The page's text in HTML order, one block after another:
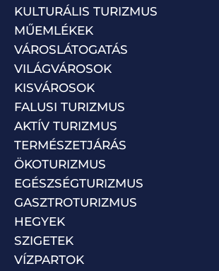
KULTURÁLIS TURIZMUS
MŰEMLÉKEK
VÁROSLÁTOGATÁS
VILÁGVÁROSOK
KISVÁROSOK
FALUSI TURIZMUS
AKTÍV TURIZMUS
TERMÉSZETJÁRÁS
ÖKOTURIZMUS
EGÉSZSÉGTURIZMUS
GASZTROTURIZMUS
HEGYEK
SZIGETEK
VÍZPARTOK